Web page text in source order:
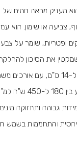
הוא מעניק מראה חמים
צביעה או שימון. הוא
ופטריות, שומר על צבעו
את הסיכון
הנפוץ נע בין 9 ל-14 ס"מ, עם
אישית. מחירו נע
גבוהה ותחזוקה
יחסית והתחממות בשמש